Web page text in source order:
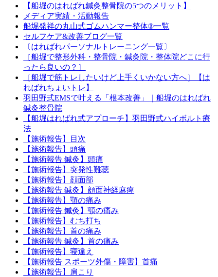
【船堀のはればれ鍼灸整骨院の5つのメリット】
メディア実績・活動報告
船堀発祥の丸山式ゴムハンマー整体®︎一覧
セルフケア&改善ブログ一覧
〔はればれパーソナルトレーニング一覧〕
［船堀で整形外科・整骨院・鍼灸院・整体院どこに行
ったら良いの？］
［船堀で筋トレしたいけど上手くいかない方へ］【は
ればれちょいトレ】
羽田野式EMSで叶える「根本改善」｜船堀のはればれ
鍼灸整骨院
【船堀はればれ式アプローチ】羽田野式ハイボルト療
法
【施術報告】目次
【施術報告】頭痛
【施術報告 鍼灸】頭痛
【施術報告】突発性難聴
【施術報告】顔面部
【施術報告 鍼灸】顔面神経麻痺
【施術報告】顎の痛み
【施術報告 鍼灸】顎の痛み
【施術報告】むち打ち
【施術報告】首の痛み
【施術報告 鍼灸】首の痛み
【施術報告】寝違え
【施術報告 スポーツ外傷・障害】首痛
【施術報告】肩こり